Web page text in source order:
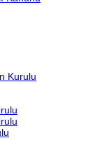
Kurulu